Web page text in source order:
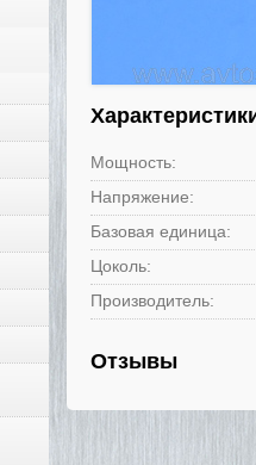
Мощность:
Напряжение:
Базовая единица:
Цоколь:
Производитель:
Отзывы